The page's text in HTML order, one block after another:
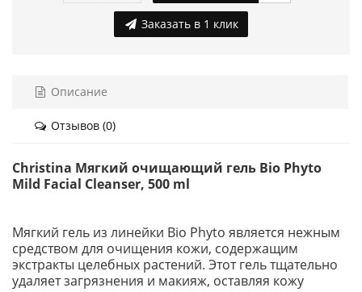
Заказать в 1 клик
Описание
Отзывов (0)
Christina Мягкий очищающий гель Bio Phyto
Mild Facial Cleanser, 500 ml
Мягкий гель из линейки Bio Phyto является нежным
средством для очищения кожи, содержащим
экстракты целебных растений. Этот гель тщательно
удаляет загрязнения и макияж, оставляя кожу